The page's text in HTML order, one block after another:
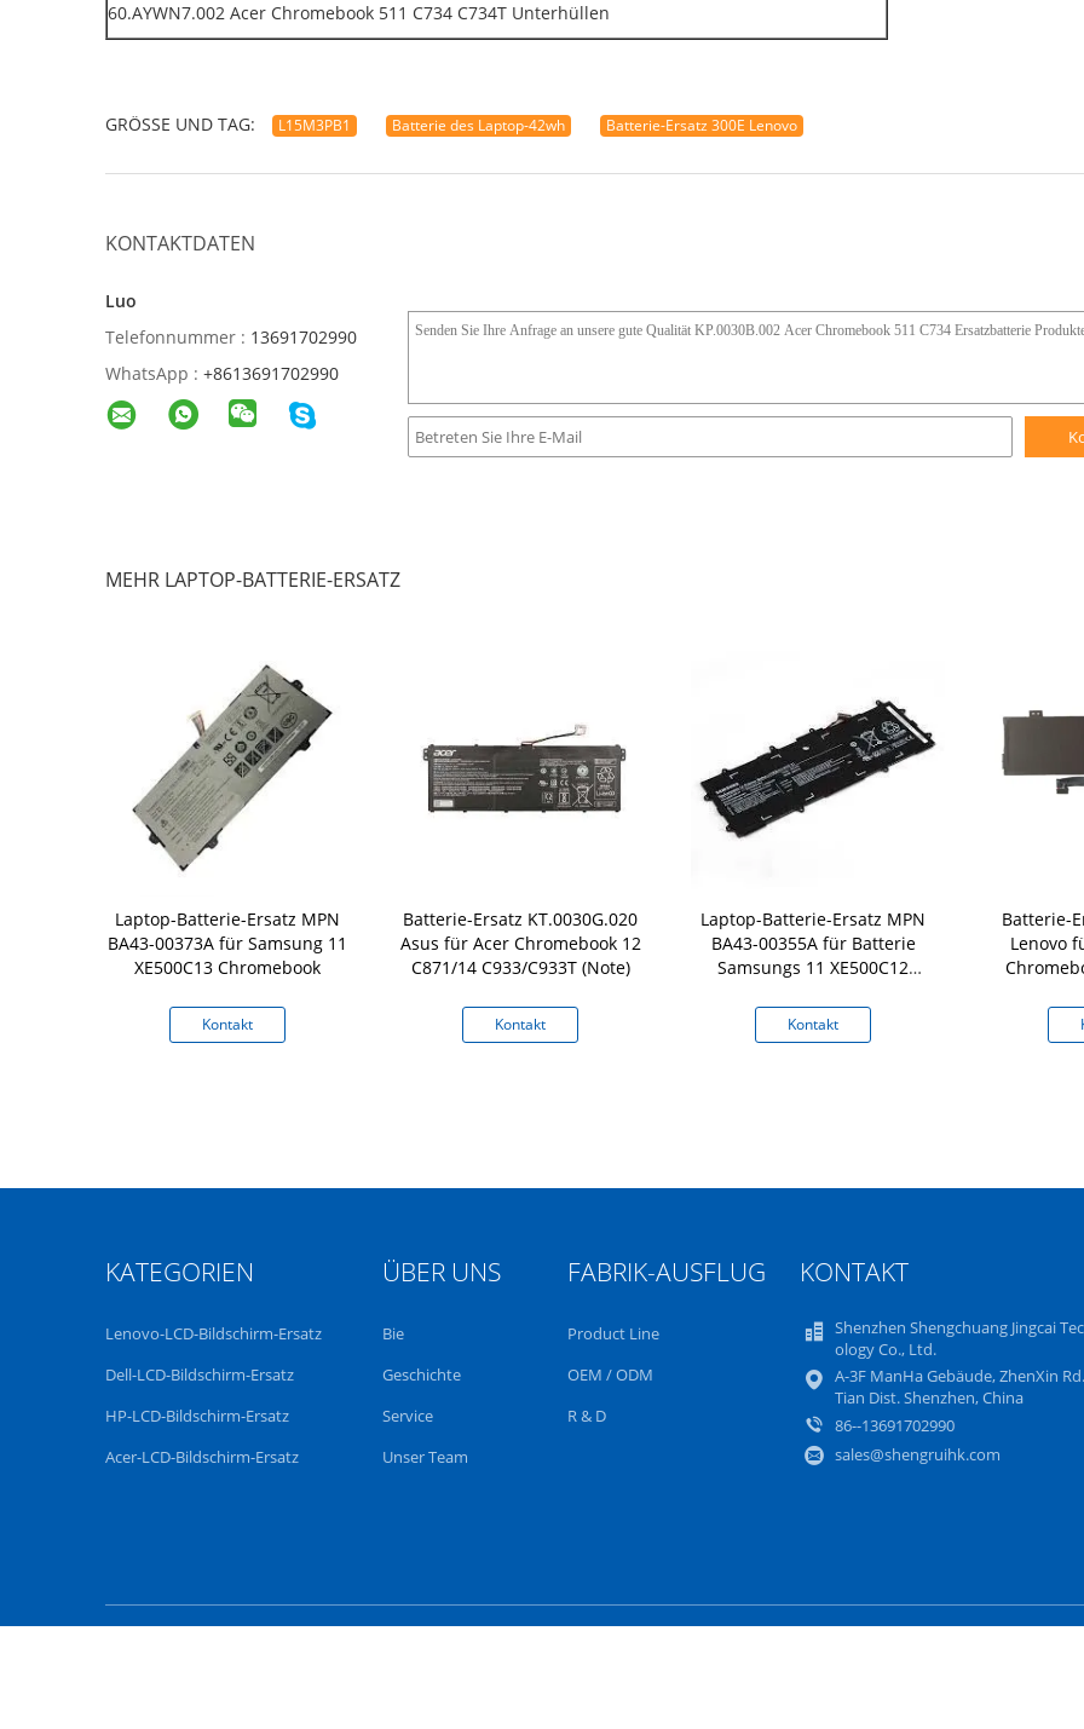
60.AYWN7.002 Acer Chromebook 511 C734 C734T Unterhüllen
GRÖSSE UND TAG: L15M3PB1 Batterie des Laptop-42wh Batterie-Ersatz 300E Lenovo
KONTAKTDATEN
Luo
Telefonnummer : 13691702990
WhatsApp : +8613691702990
MEHR LAPTOP-BATTERIE-ERSATZ
Laptop-Batterie-Ersatz MPN
BA43-00373A für Samsung 11
XE500C13 Chromebook
Kontakt
Batterie-Ersatz KT.0030G.020
Asus für Acer Chromebook 12
C871/14 C933/C933T (Note)
Kontakt
Laptop-Batterie-Ersatz MPN
BA43-00355A für Batterie
Samsungs 11 XE500C12
Kontakt
Batterie-
Lenovo
KATEGORIEN
Lenovo-LCD-Bildschirm-Ersatz
Dell-LCD-Bildschirm-Ersatz
HP-LCD-Bildschirm-Ersatz
Acer-LCD-Bildschirm-Ersatz
ÜBER UNS
Bie
Geschichte
Service
Unser Team
FABRIK-AUSFLUG
Product Line
OEM / ODM
R & D
KONTAKT
Shenzhen Shengchuang Jingcai
ology Co., Ltd.
A-3F ManHa Gebäude, ZhenXin
Tian Dist. Shenzhen, China
86--13691702990
sales@shengruihk.com